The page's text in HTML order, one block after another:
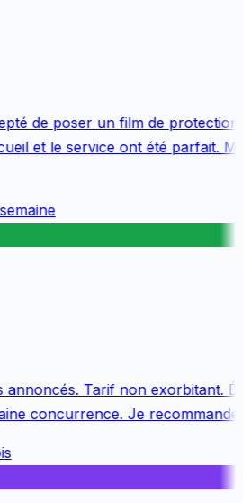
de poser un film de protection
et le service ont été parfait.
Tarif non exorbitant.
concurrence. Je recommande